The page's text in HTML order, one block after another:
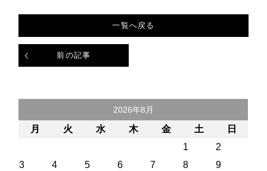
前の記事
一覧へ戻る
2026年8月
月 火 水 木 金 土
日
1
2
3
4 5 6 7 8
9